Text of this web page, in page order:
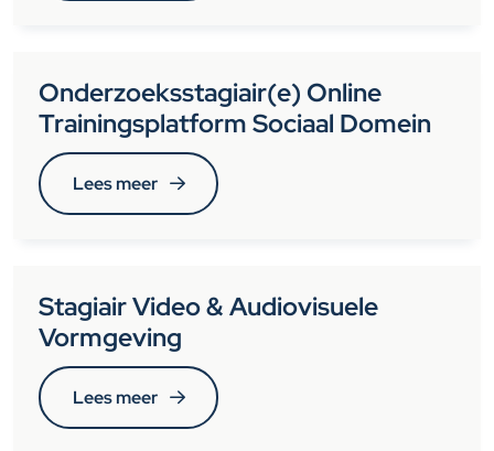
Onderzoeksstagiair(e) Online
Trainingsplatform Sociaal Domein
Lees meer
Stagiair Video & Audiovisuele
Vormgeving
Lees meer